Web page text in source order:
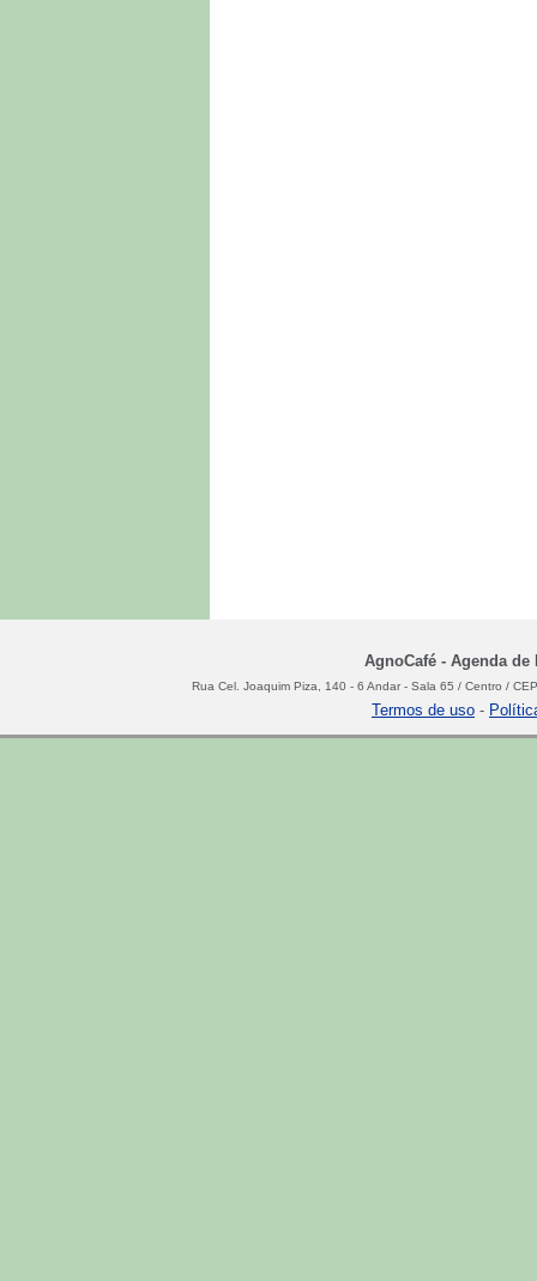
AgnoCafé - Agenda de
Rua Cel. Joaquim Piza, 140 - 6 Andar - Sala 65 / Centro /
Termos de uso -